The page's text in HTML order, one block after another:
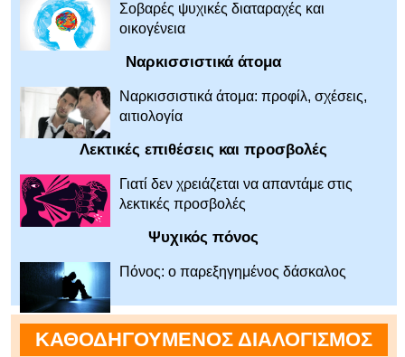
Σοβαρές ψυχικές διαταραχές και
οικογένεια
Ναρκισσιστικά άτομα
Ναρκισσιστικά άτομα: προφίλ, σχέσεις,
αιτιολογία
Λεκτικές επιθέσεις και προσβολές
Γιατί δεν χρειάζεται να απαντάμε στις
λεκτικές προσβολές
Ψυχικός πόνος
Πόνος: ο παρεξηγημένος δάσκαλος
ΚΑΘΟΔΗΓΟΥΜΕΝΟΣ ΔΙΑΛΟΓΙΣΜΟΣ